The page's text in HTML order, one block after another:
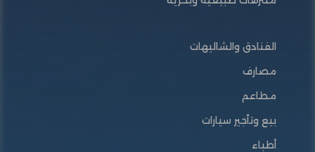
الفنادق والشاليهات
مصارف
مطاعم
بيع وتأجير سيارات
أطباء